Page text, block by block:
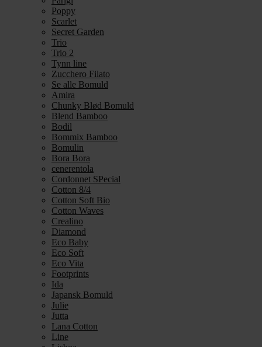
Poppy
Scarlet
Secret Garden
Trio
Trio 2
Tynn line
Zucchero Filato
Se alle Bomuld
Amira
Chunky Blød Bomuld
Blend Bamboo
Bodil
Bommix Bamboo
Bomulin
Bora Bora
cenerentola
Cordonnet SPecial
Cotton 8/4
Cotton Soft Bio
Cotton Waves
Crealino
Diamond
Eco Baby
Eco Soft
Eco Vita
Footprints
Ida
Japansk Bomuld
Julie
Jutta
Lana Cotton
Line